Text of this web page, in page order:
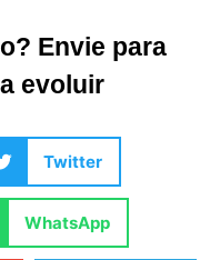
Envie para
evoluir
Twitter
WhatsApp